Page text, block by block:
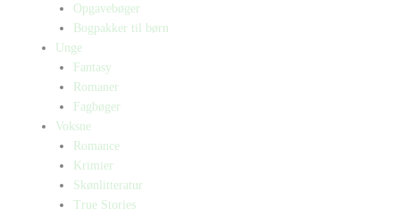
Opgavebøger
Bogpakker til børn
Unge
Fantasy
Romaner
Fagbøger
Voksne
Romance
Krimier
Skønlitteratur
True Stories